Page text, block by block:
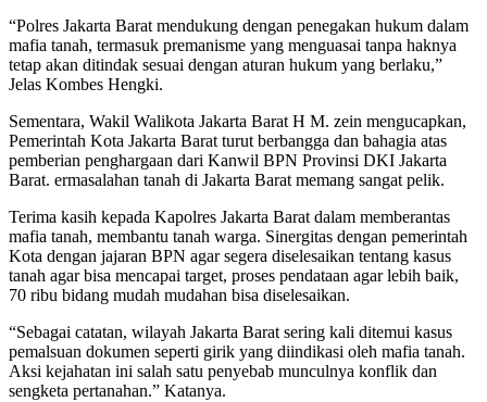
“Polres Jakarta Barat mendukung dengan penegakan hukum dalam
mafia tanah, termasuk premanisme yang menguasai tanpa haknya
tetap akan ditindak sesuai dengan aturan hukum yang berlaku,”
Jelas Kombes Hengki.
Sementara, Wakil Walikota Jakarta Barat H M. zein mengucapkan,
Pemerintah Kota Jakarta Barat turut berbangga dan bahagia atas
pemberian penghargaan dari Kanwil BPN Provinsi DKI Jakarta
Barat. ermasalahan tanah di Jakarta Barat memang sangat pelik.
Terima kasih kepada Kapolres Jakarta Barat dalam memberantas
mafia tanah, membantu tanah warga. Sinergitas dengan pemerintah
Kota dengan jajaran BPN agar segera diselesaikan tentang kasus
tanah agar bisa mencapai target, proses pendataan agar lebih baik,
70 ribu bidang mudah mudahan bisa diselesaikan.
“Sebagai catatan, wilayah Jakarta Barat sering kali ditemui kasus
pemalsuan dokumen seperti girik yang diindikasi oleh mafia tanah.
Aksi kejahatan ini salah satu penyebab munculnya konflik dan
sengketa pertanahan.” Katanya.